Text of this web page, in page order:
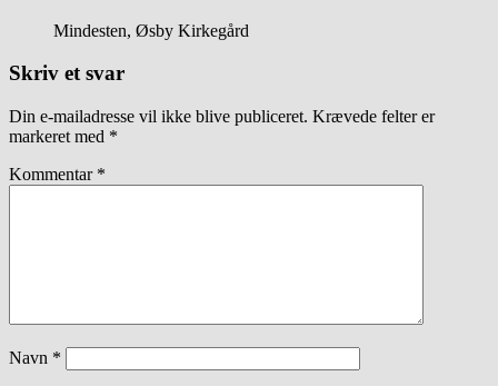
Mindesten, Øsby Kirkegård
Skriv et svar
Din e-mailadresse vil ikke blive publiceret. Krævede felter er
markeret med *
Kommentar *
Navn *